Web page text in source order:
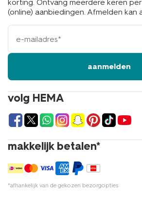
volg HEMA
makkelijk betalen*
*afhankelijk van de gekozen bezorgopties
korting. Ontvang meerdere keren
(online) aanbiedingen. Afmelden kan
e-
mailadres
aanmelden